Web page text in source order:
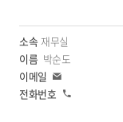
재무실
박순도
일전